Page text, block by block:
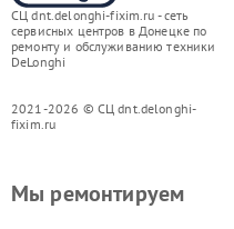
СЦ dnt.delonghi-fixim.ru - сеть
сервисных центров в Донецке по
ремонту и обслуживанию техники
DeLonghi
2021-2026 © СЦ dnt.delonghi-
fixim.ru
Мы ремонтируем